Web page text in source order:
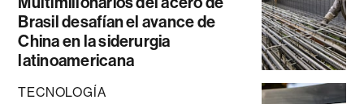
Brasil desafían el avance de
China en la siderurgia
latinoamericana
TECNOLOGÍA